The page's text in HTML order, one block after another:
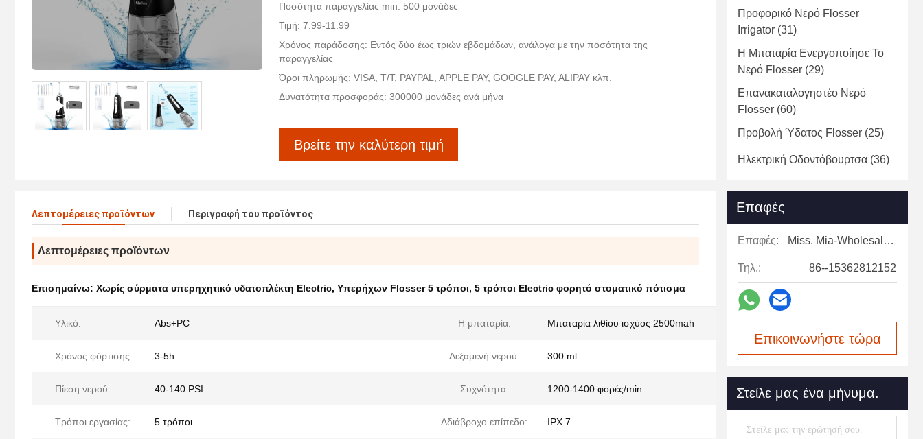
Ποσότητα παραγγελίας min: 500 μονάδες
Τιμή: 7.99-11.99
Χρόνος παράδοσης: Εντός δύο έως τριών εβδομάδων, ανάλογα με την ποσότητα της
παραγγελίας
Όροι πληρωμής: VISA, T/T, PAYPAL, APPLE PAY, GOOGLE PAY, ALIPAY κλπ.
Δυνατότητα προσφοράς: 300000 μονάδες ανά μήνα
Βρείτε την καλύτερη τιμή
Λεπτομέρειες προϊόντων Περιγραφή του προϊόντος
Λεπτομέρειες προϊόντων
Επισημαίνω: Χωρίς σύρματα υπερηχητικό υδατοπλέκτη Electric, Υπερήχων Flosser 5 τρόποι, 5 τρόποι Electric φορητό στοματικό πότισμα
Υλικό: Abs+PC Η μπαταρία: Μπαταρία λιθίου ισχύος 2500mah
Χρόνος φόρτισης: 3-5h Δεξαμενή νερού: 300 ml
Πίεση νερού: 40-140 PSI Συχνότητα: 1200-1400 φορές/min
Τρόποι εργασίας: 5 τρόποι Αδιάβροχο επίπεδο: IPX 7
Προφορικό Νερό Flosser
Irrigator (31)
Η Μπαταρία Ενεργοποίησε Το
Νερό Flosser (29)
Επανακαταλογηστέο Νερό
Flosser (60)
Προβολή Ύδατος Flosser (25)
Ηλεκτρική Οδοντόβουρτσα (36)
Επαφές
Επαφές: Miss. Mia-Wholesale Sales Expert
Τηλ.: 86--15362812152
Επικοινωνήστε τώρα
Στείλε μας ένα μήνυμα.